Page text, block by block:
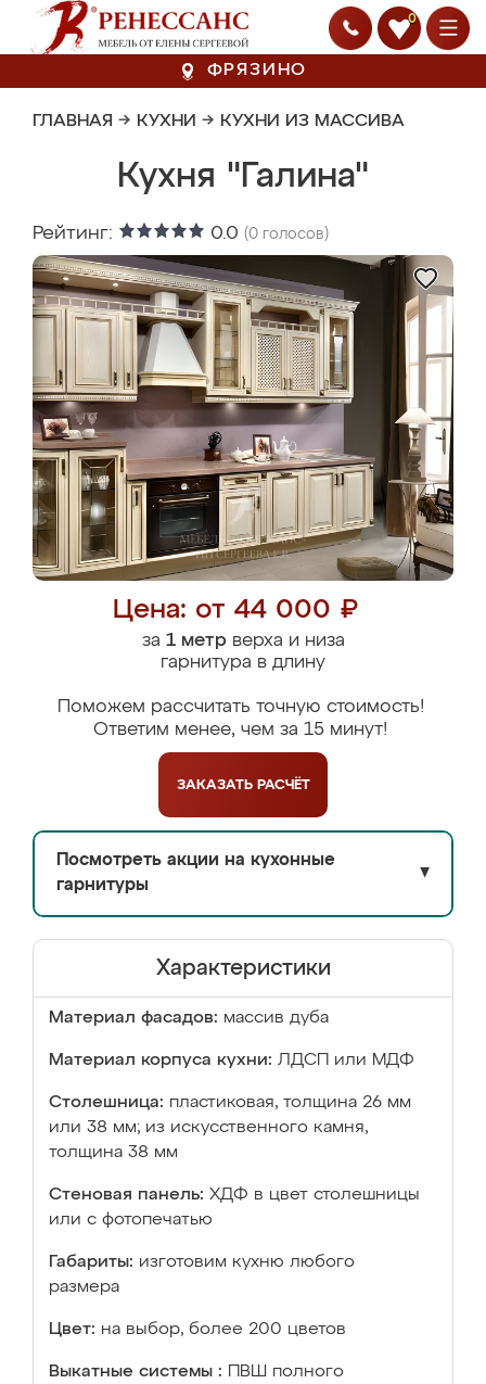
0
ФРЯЗИНО
ГЛАВНАЯ → КУХНИ → КУХНИ ИЗ МАССИВА
Кухня "Галина"
Рейтинг: 0.0 (0 голосов)
Цена: от 44 000 ₽
за 1 метрверха и низа
гарнитура в длину
Поможем рассчитать точную стоимость!
Ответим менее, чем за 15 минут!
ЗАКАЗАТЬ РАСЧЁТ
Посмотреть акции на кухонные
гарнитуры
▼
Характеристики
Материал фасадов: массив дуба
Материал корпуса кухни: ЛДСП или МДФ
Столешница: пластиковая, толщина 26 мм
или 38 мм; из искусственного камня,
толщина 38 мм
Стеновая панель: ХДФ в цвет столешницы
или с фотопечатью
Габариты: изготовим кухню любого
размера
Цвет: на выбор, более 200 цветов
Выкатные системы :
ПВШ полного